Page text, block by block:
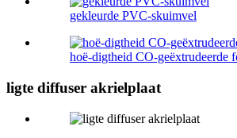
gekleurde PVC-skuimvel
hoë-digtheid CO-geëxtrudeerde
ligte diffuser akrielplaat